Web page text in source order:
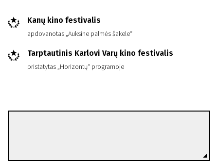
Kanų kino festivalis
apdovanotas „Auksine palmės šakele“
Tarptautinis Karlovi Varų kino festivalis
pristatytas „Horizontų“ programoje